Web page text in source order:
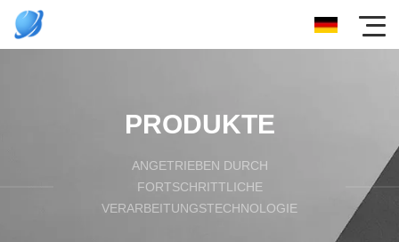
PRODUKTE
ANGETRIEBEN DURCH
FORTSCHRITTLICHE
VERARBEITUNGSTECHNOLOGIE